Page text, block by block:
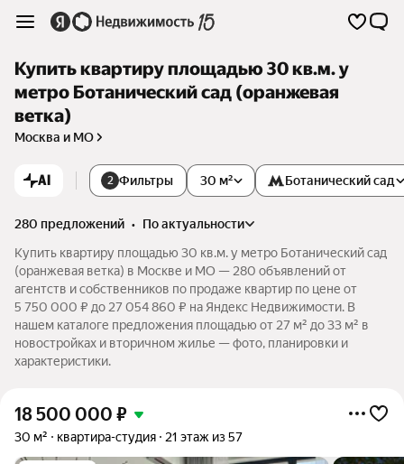
Купить квартиру площадью 30 кв.м. у
метро Ботанический сад (оранжевая
ветка)
Москва и МО
AI 2 Фильтры 30 м² Ботанический сад
280 предложений •
по актуальности
Купить квартиру площадью 30 кв.м. у метро Ботанический сад
(оранжевая ветка) в Москве и МО — 280 объявлений от
агентств и собственников по продаже квартир по цене от
5 750 000 ₽ до 27 054 860 ₽ на Яндекс Недвижимости. В
нашем каталоге предложения площадью от 27 м² до 33 м² в
новостройках и вторичном жилье — фото, планировки и
характеристики.
18 500 000 ₽
30 м² квартира-студия 21 этаж из 57